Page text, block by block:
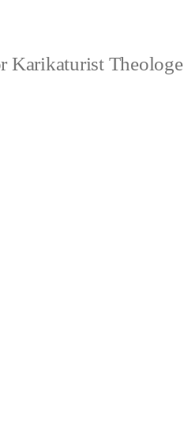
Karikaturist Theologe